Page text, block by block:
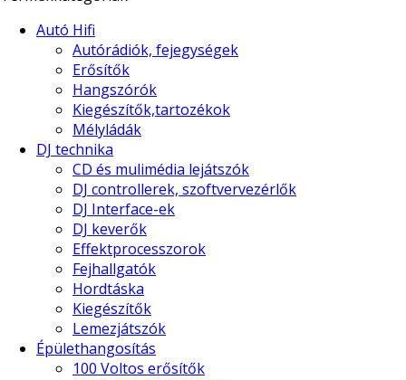
Autó Hifi
Autórádiók, fejegységek
Erősítők
Hangszórók
Kiegészítők,tartozékok
Mélyládák
DJ technika
CD és mulimédia lejátszók
DJ controllerek, szoftvervezérlők
DJ Interface-ek
DJ keverők
Effektprocesszorok
Fejhallgatók
Hordtáska
Kiegészítők
Lemezjátszók
Épülethangosítás
100 Voltos erősítők